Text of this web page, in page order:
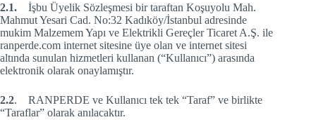
2.1. İşbu Üyelik Sözleşmesi bir taraftan Koşuyolu Mah.
Mahmut Yesari Cad. No:32 Kadıköy/İstanbul adresinde
mukim Malzemem Yapı ve Elektrikli Gereçler Ticaret A.Ş. ile
ranperde.com internet sitesine üye olan ve internet sitesi
altında sunulan hizmetleri kullanan (“Kullanıcı”) arasında
elektronik olarak onaylamıştır.
2.2. RANPERDE ve Kullanıcı tek tek “Taraf” ve birlikte
“Taraflar” olarak anılacaktır.